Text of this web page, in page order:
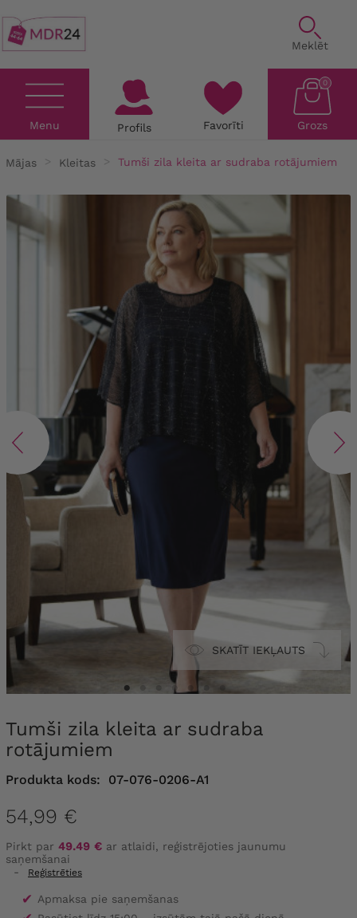
Meklēt
Menu Profils Favorīti Grozs
0
Mājas Kleitas Tumši zila kleita ar sudraba rotājumiem
SKATĪT IEKĻAUTS
Tumši zila kleita ar sudraba
rotājumiem
Produkta kods: 07-076-0206-A1
54,99 €
Pirkt par 49.49 € ar atlaidi, reģistrējoties jaunumu
saņemšanai
-
Reģistrēties
✔ Apmaksa pie saņemšanas